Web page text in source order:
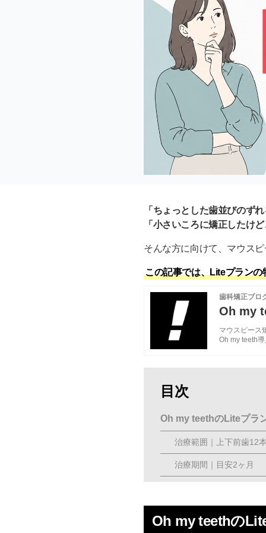
「ちょっとした歯並びのず
「小さいころに矯正したけ
そんな方に向けて、マウス
この記事では、Liteプラン
歯科矯正ブロ
Oh my
マウスピース
Oh my teeth
目次
Oh my teethのLiteプラ
治療範囲｜上下前歯12
治療期間｜目安2ヶ月
Oh my teethの